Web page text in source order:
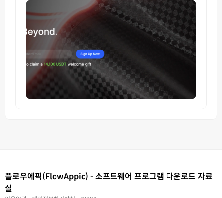
플로우에픽(FlowAppic) - 소프트웨어 프로그램 다운로드 자료
실